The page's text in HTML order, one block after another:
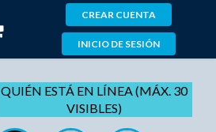
CREAR CUENTA
INICIO DE SESIÓN
QUIÉN ESTÁ EN LÍNEA (MÁX. 30
VISIBLES)